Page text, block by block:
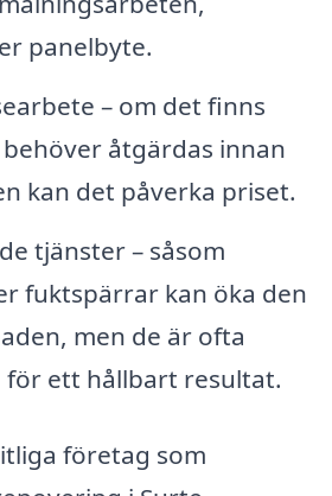
panelbyte.
– om det finns
åtgärdas innan
kan det påverka priset.
tjänster – såsom
fuktspärrar kan öka den
men de är ofta
för ett hållbart resultat.
företag som